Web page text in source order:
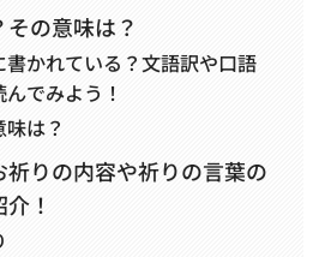
の意味は？
書かれている？文語訳や口語
でみよう！
は？
祈りの内容や祈りの言葉の
！